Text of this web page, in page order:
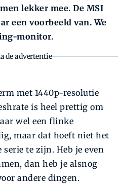
lekker mee. De MSI
een voorbeeld van. We
monitor.
de advertentie
met 1440p-resolutie
is heel prettig om
wel een flinke
maar dat hoe­ft niet het
te zijn. Heb je even
dan heb je alsnog
andere dingen.